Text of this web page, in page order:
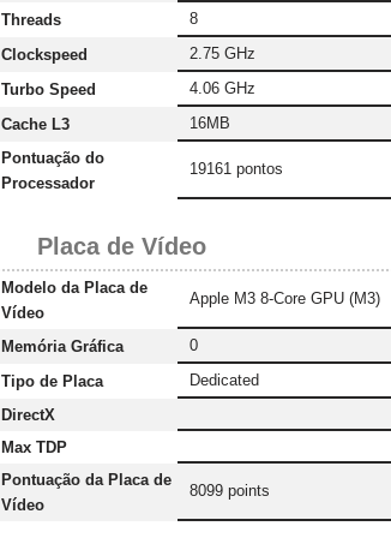
Threads
8
Clockspeed
2.75 GHz
Turbo Speed
4.06 GHz
Cache L3
16MB
Pontuação do
Processador
19161 pontos
Placa de Vídeo
Modelo da Placa de
Vídeo
Apple M3 8-Core GPU (M3)
Memória Gráfica
0
Tipo de Placa
‎Dedicated
DirectX
Max TDP
Pontuação da Placa de
Vídeo
8099 points